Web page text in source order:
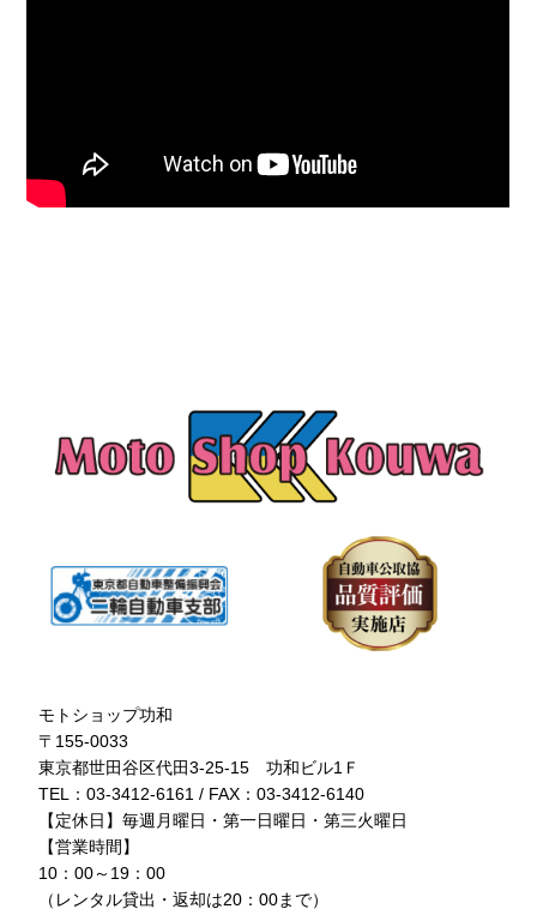
モトショップ功和
〒155-0033
東京都世田谷区代田3-25-15 功和ビル1Ｆ
TEL：03-3412-6161 / FAX：03-3412-6140
【定休日】毎週月曜日・第一日曜日・第三火曜日
【営業時間】
10：00～19：00
（レンタル貸出・返却は20：00まで）